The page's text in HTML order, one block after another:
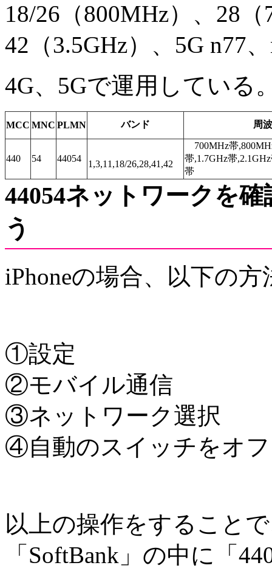
18/26（800MHz）、28
42（3.5GHz）、5G n77
4G、5Gで運用している
MCC MNC PLMN バンド 周
440 54 44054
1,3,11,18/26,28,41,42
700MHz帯
帯,1.7GHz帯
帯
44054ネットワークを
う
iPhoneの場合、以下の
①設定
②モバイル通信
③ネットワーク選択
④自動のスイッチをオ
以上の操作をすること
「SoftBank」の中に「